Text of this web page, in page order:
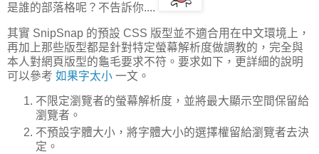
是誰的部落格呢？不告訴你....
其實 SnipSnap 的預設 CSS 版型並不適合用在中文環境上，
再加上那些版型都是針對特定螢幕解析度做調教的，完全與
本人對網頁版型的龜毛要求不符。要求如下，更詳細的說明
可以參考 如果字太小 一文。
不限定瀏覽者的螢幕解析度，並將最大顯示空間保留給
瀏覽者。
不預設字體大小，將字體大小的選擇權留給瀏覽者去決
定。